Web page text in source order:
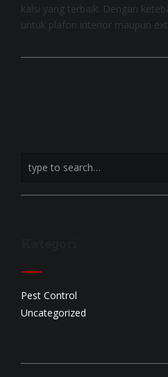
kalsi yang terbaik. Dengan
untuk plafon interior maupun
Pest Control
Uncategorized